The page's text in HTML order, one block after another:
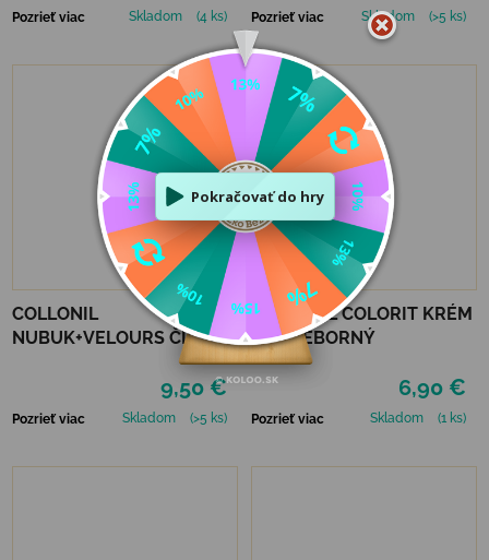
Pozrieť viac Skladom (4 ks) Pozrieť viac Skladom (>5 ks)
COLLONIL
NUBUK+VELOURS ČIERNY
9,50 €
Pozrieť viac Skladom (>5 ks)
COLLONIL COLORIT KRÉM
- STRIEBORNÝ
6,90 €
Pozrieť viac Skladom (1 ks)